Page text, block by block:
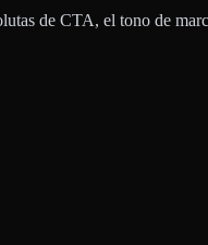
de CTA, el tono de